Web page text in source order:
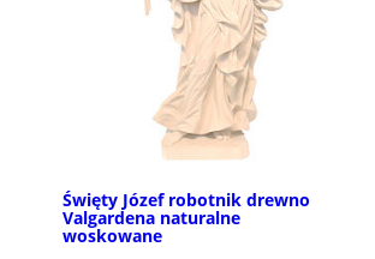
Święty Józef robotnik drewno
Valgardena naturalne
woskowane